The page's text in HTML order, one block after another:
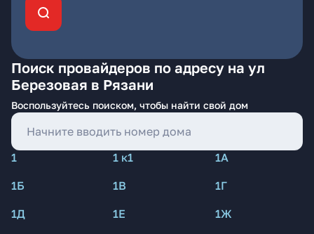
Поиск провайдеров по адресу на ул
Березовая в Рязани
Воспользуйтесь поиском, чтобы найти свой дом
1 1 к1
1А
1Б
1В
1Г
1Д
1Е
1Ж